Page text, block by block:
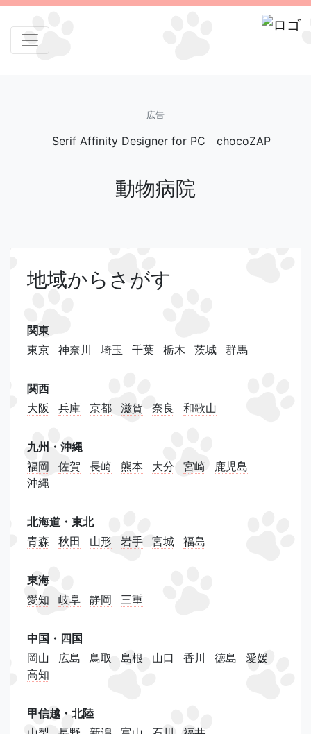
広告
Serif Affinity Designer for PC chocoZAP
動物病院
地域からさがす
関東
東京
神奈川 埼玉 千葉 栃木 茨城 群馬
関西
大阪
兵庫 京都 滋賀 奈良 和歌山
九州・沖縄
福岡
佐賀 長崎 熊本 大分 宮崎
鹿児島
沖縄
北海道・東北
青森
秋田 山形 岩手 宮城 福島
東海
愛知
岐阜 静岡 三重
中国・四国
岡山
広島 鳥取 島根 山口 香川 徳島
愛媛
高知
甲信越・北陸